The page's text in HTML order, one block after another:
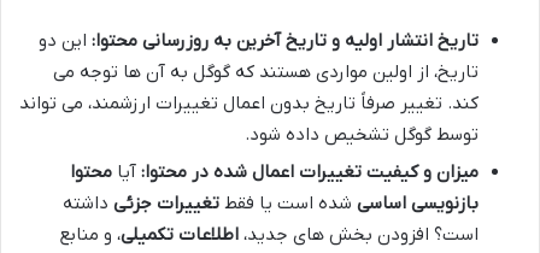
تاریخ انتشار اولیه و تاریخ آخرین به روزرسانی محتوا: این دو
تاریخ، از اولین مواردی هستند که گوگل به آن ها توجه می
کند. تغییر صرفاً تاریخ بدون اعمال تغییرات ارزشمند، می تواند
توسط گوگل تشخیص داده شود.
میزان و کیفیت تغییرات اعمال شده در محتوا: آیا محتوا
بازنویسی اساسی شده است یا فقط تغییرات جزئی داشته
است؟ افزودن بخش های جدید، اطلاعات تکمیلی، و منابع